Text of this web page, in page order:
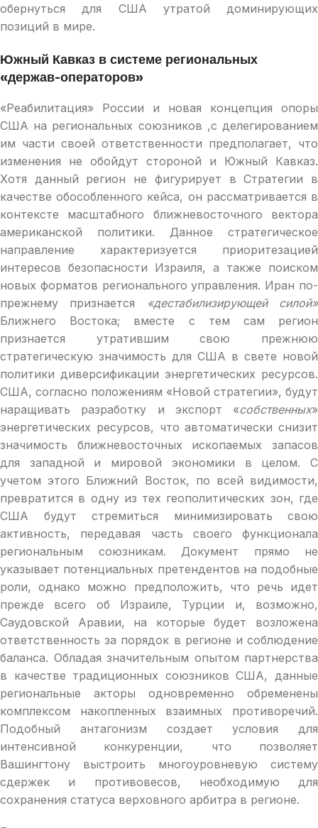
обернуться для США утратой доминирующих
позиций в мире.
Южный Кавказ в системе региональных
«держав-операторов»
«Реабилитация» России и новая концепция опоры
США на региональных союзников ,с делегированием
им части своей ответственности предполагает, что
изменения не обойдут стороной и Южный Кавказ.
Хотя данный регион не фигурирует в Стратегии в
качестве обособленного кейса, он рассматривается в
контексте масштабного ближневосточного вектора
американской политики. Данное стратегическое
направление характеризуется приоритезацией
интересов безопасности Израиля, а также поиском
новых форматов регионального управления. Иран по-
прежнему признается
«дестабилизирующей силой»
Ближнего Востока; вместе с тем сам регион
признается утратившим свою прежнюю
стратегическую значимость для США в свете новой
политики диверсификации энергетических ресурсов.
США, согласно положениям «Новой стратегии», будут
наращивать разработку и экспорт «собственных»
энергетических ресурсов, что автоматически снизит
значимость ближневосточных ископаемых запасов
для западной и мировой экономики в целом. С
учетом этого Ближний Восток, по всей видимости,
превратится в одну из тех геополитических зон, где
США будут стремиться минимизировать свою
активность, передавая часть своего функционала
региональным союзникам. Документ прямо не
указывает потенциальных претендентов на подобные
роли, однако можно предположить, что речь идет
прежде всего об Израиле, Турции и, возможно,
Саудовской Аравии, на которые будет возложена
ответственность за порядок в регионе и соблюдение
баланса. Обладая значительным опытом партнерства
в качестве традиционных союзников США, данные
региональные акторы одновременно обременены
комплексом накопленных взаимных противоречий.
Подобный антагонизм создает условия для
интенсивной конкуренции, что позволяет
Вашингтону выстроить многоуровневую систему
сдержек и противовесов, необходимую для
сохранения статуса верховного арбитра в регионе.